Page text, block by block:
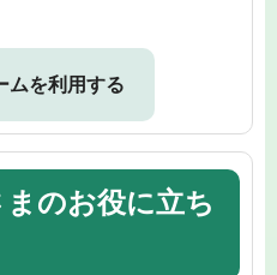
ムを利用する
のお役に立ち